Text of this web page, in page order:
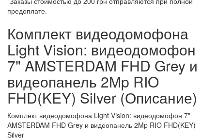
предоплате.
Комплект видеодомофона
Light Vision: видеодомофон
7" AMSTERDAM FHD Grey и
видеопанель 2Mp RIO
FHD(KEY) Silver (Описание)
Комплект видеодомофона Light Vision: видеодомофон 7"
AMSTERDAM FHD Grey и видеопанель 2Mp RIO FHD(KEY)
Silver